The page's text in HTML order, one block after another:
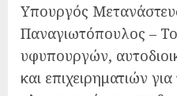
Υπουργός
Παναγιωτόπουλος –
υφυπουργών,
και επιχειρηματιών